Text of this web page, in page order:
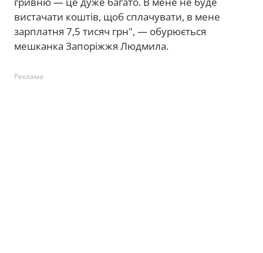
вистачати коштів, щоб сплачувати, в мене
зарплатня 7,5 тисяч грн", — обурюється
мешканка Запоріжжя Людмила.
Реклама